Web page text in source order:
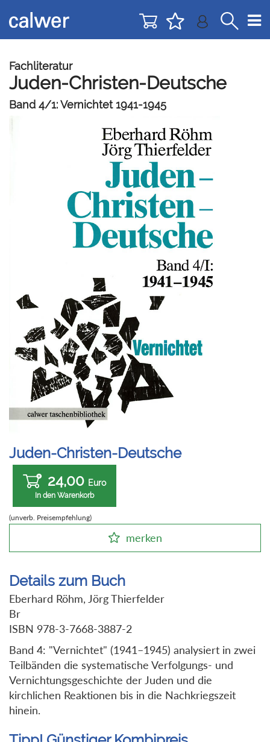
zur
Navigation
zum
Inhalt
Fachliteratur
Juden-Christen-Deutsche
Band 4/1: Vernichtet 1941-1945
Juden-Christen-Deutsche
24,00 Euro
In den Warenkorb
(unverb. Preisempfehlung)
merken
Details zum Buch
Eberhard Röhm, Jörg Thierfelder
Br
ISBN 978-3-7668-3887-2
Band 4: "Vernichtet" (1941–1945) analysiert in zwei
Teilbänden die systematische Verfolgungs- und
Vernichtungsgeschichte der Juden und die
kirchlichen Reaktionen bis in die Nachkriegszeit
hinein.